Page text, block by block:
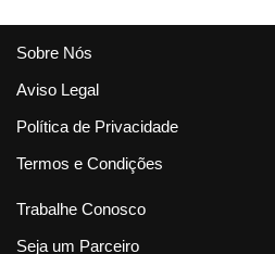
Sobre Nós
Aviso Legal
Política de Privacidade
Termos e Condições
Trabalhe Conosco
Seja um Parceiro